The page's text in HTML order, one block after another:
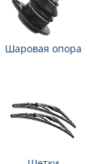
Шаровая опора